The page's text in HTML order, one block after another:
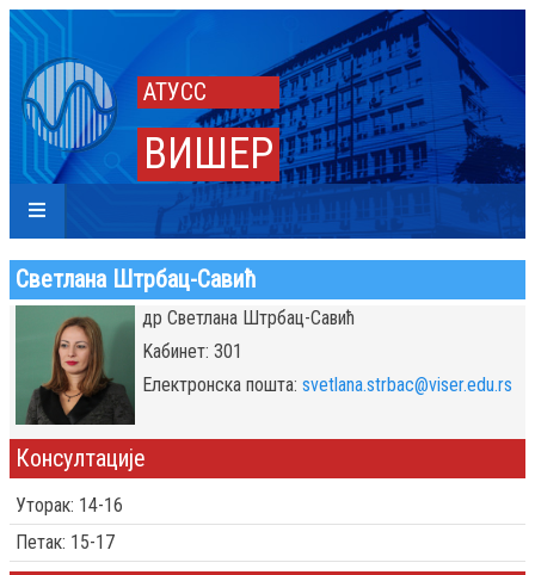
АТУСС
ВИШЕР
Светлана Штрбац-Савић
др Светлана Штрбац-Савић
Kабинет: 301
Eлектронска пошта: svetlana.strbac@viser.edu.rs
Консултације
Уторак: 14-16
Петак: 15-17